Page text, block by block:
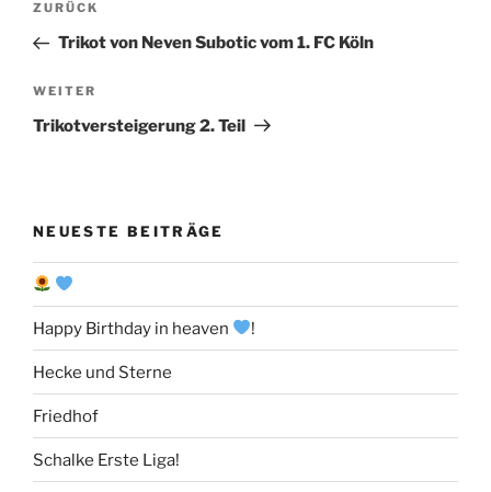
Vorheriger
Beitrag
ZURÜCK
Trikot von Neven Subotic vom 1. FC Köln
Nächster
Beitrag
WEITER
Trikotversteigerung 2. Teil
NEUESTE BEITRÄGE
Happy Birthday in heaven !
Hecke und Sterne
Friedhof
Schalke Erste Liga!